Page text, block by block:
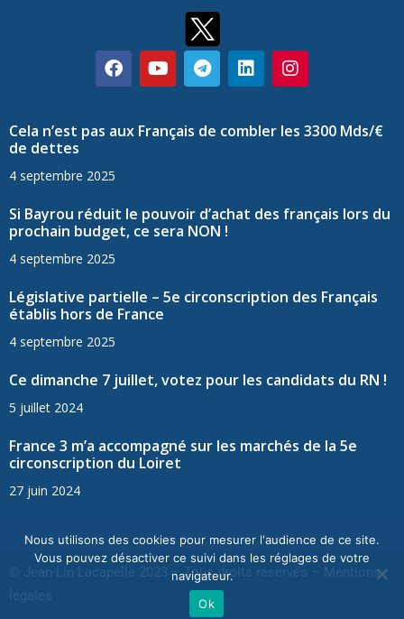
Cela n’est pas aux Français de combler les 3300 Mds/€
de dettes
4 septembre 2025
Si Bayrou réduit le pouvoir d’achat des français lors du
prochain budget, ce sera NON !
4 septembre 2025
Législative partielle – 5e circonscription des Français
établis hors de France
4 septembre 2025
Ce dimanche 7 juillet, votez pour les candidats du RN !
5 juillet 2024
France 3 m’a accompagné sur les marchés de la 5e
circonscription du Loiret
27 juin 2024
© Jean-Lin Lacapelle 2023 – Tous droits réservés – Mentions
légales
Nous utilisons des cookies pour mesurer l'audience de ce site.
Vous pouvez désactiver ce suivi dans les réglages de votre
navigateur.
Ok